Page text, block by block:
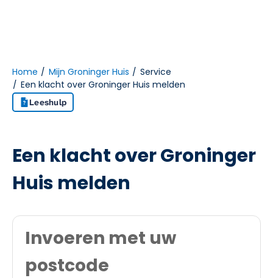
Naar hoofdinhoud
Naar hoofdnavigatiemenu
Naar zoeken
Home Mijn Groninger Huis
Service
Een klacht over Groninger Huis melden
Leeshulp
Een klacht over Groninger
Huis melden
Invoeren met uw
postcode